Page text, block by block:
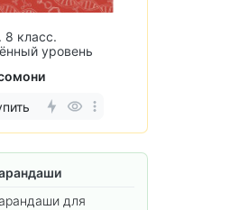
Student's Book. 8
английского
для